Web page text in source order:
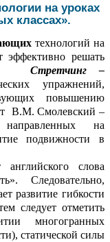
на уроках
классах».
технологий на
эффективно решать
Стретчинг
–
упражнений,
повышению
В.М. Смолевский –
на
подвижности в
английского слова
Следовательно,
развитие гибкости
следует отметить
многогранных
статической силы